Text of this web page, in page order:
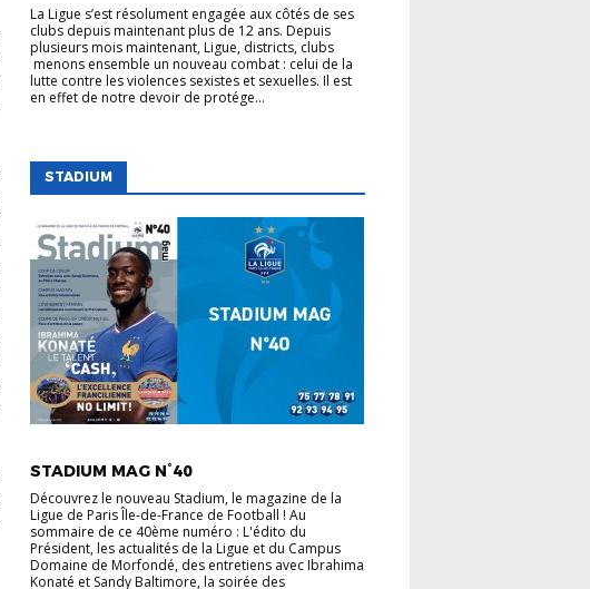
La Ligue s’est résolument engagée aux côtés de ses
clubs depuis maintenant plus de 12 ans. Depuis
plusieurs mois maintenant, Ligue, districts, clubs
menons ensemble un nouveau combat : celui de la
lutte contre les violences sexistes et sexuelles. Il est
en effet de notre devoir de protége...
STADIUM
STADIUM MAG N°40
Découvrez le nouveau Stadium, le magazine de la
Ligue de Paris Île-de-France de Football ! Au
sommaire de ce 40ème numéro : L'édito du
Président, les actualités de la Ligue et du Campus
Domaine de Morfondé, des entretiens avec Ibrahima
Konaté et Sandy Baltimore, la soirée des